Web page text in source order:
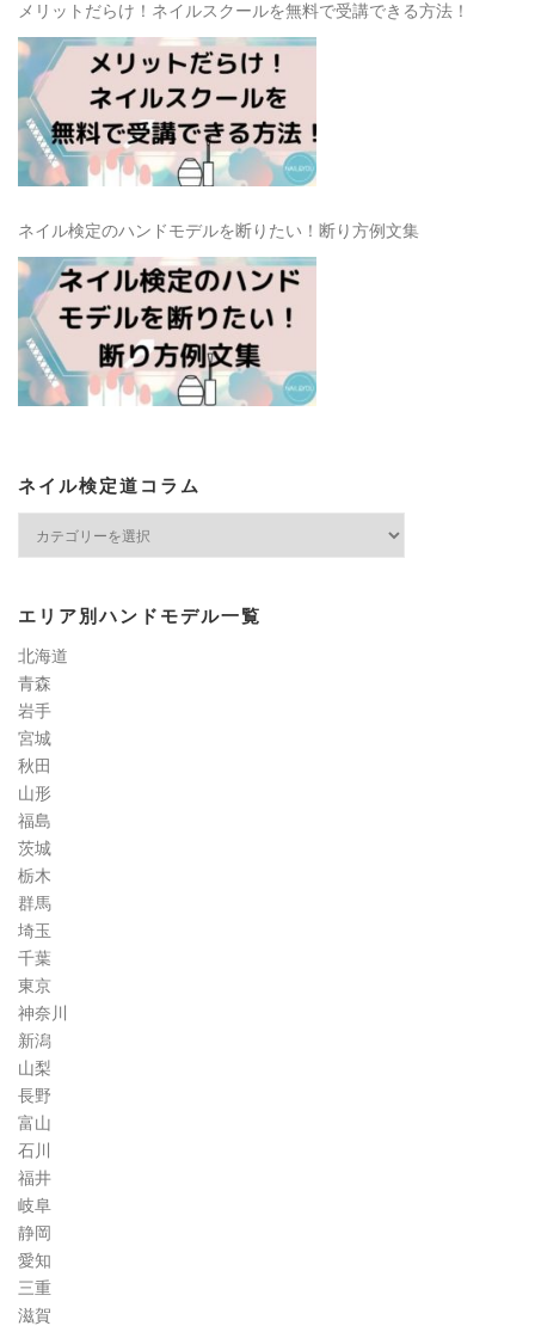
メリットだらけ！ネイルスクールを無料で受講できる方法！
ネイル検定のハンドモデルを断りたい！断り方例文集
ネイル検定道コラム
定
コ
ラ
ム
エリア別ハンドモデル一覧
北海道
青森
岩手
宮城
秋田
山形
福島
茨城
栃木
群馬
埼玉
千葉
東京
神奈川
新潟
山梨
長野
富山
石川
福井
岐阜
静岡
愛知
三重
滋賀